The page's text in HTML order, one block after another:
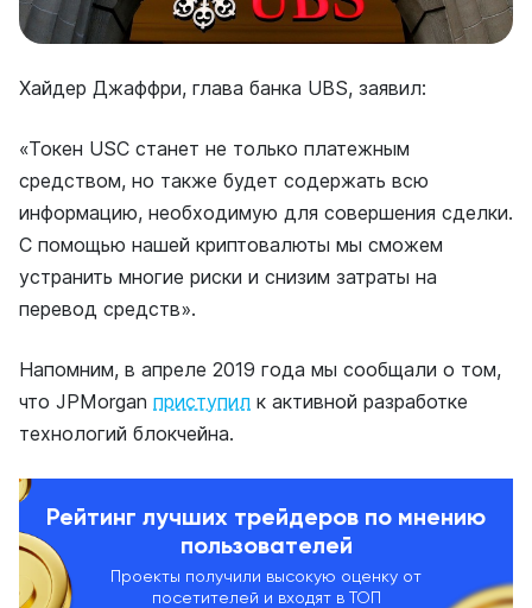
Хайдер Джаффри, глава банка UBS, заявил:
«Токен USC станет не только платежным
средством, но также будет содержать всю
информацию, необходимую для совершения сделки.
С помощью нашей криптовалюты мы сможем
устранить многие риски и снизим затраты на
перевод средств».
Напомним, в апреле 2019 года мы сообщали о том,
что JPMorgan приступил к активной разработке
технологий блокчейна.
Рейтинг лучших трейдеров по мнению
пользователей
Проекты получили высокую оценку от
посетителей и входят в ТОП